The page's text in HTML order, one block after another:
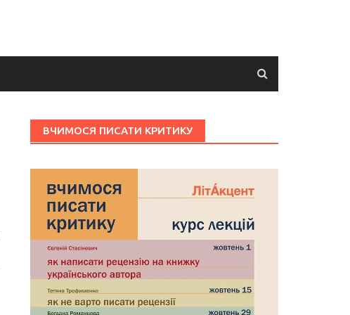
ВЧИМОСЯ ПИСАТИ КРИТИКУ